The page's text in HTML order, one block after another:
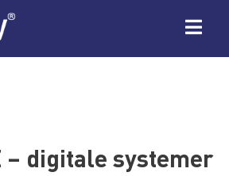
– digitale systemer